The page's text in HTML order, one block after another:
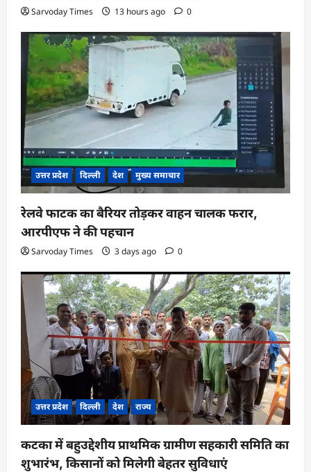
Sarvoday Times 13 hours ago 0
उत्तर प्रदेश दिल्ली देश मुख्य समाचार
रेलवे फाटक का बैरियर तोड़कर वाहन चालक फरार,
आरपीएफ ने की पहचान
Sarvoday Times 3 days ago 0
उत्तर प्रदेश दिल्ली देश राज्य
कटका में बहुउद्देशीय प्राथमिक ग्रामीण सहकारी समिति का
शुभारंभ, किसानों को मिलेगी बेहतर सुविधाएं